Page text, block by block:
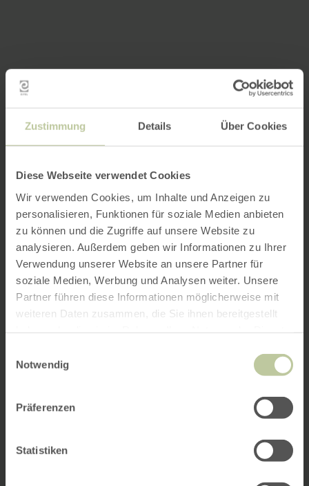
Zustimmung Details Über Cookies
Diese Webseite verwendet Cookies
Wir verwenden Cookies, um Inhalte und Anzeigen zu
personalisieren, Funktionen für soziale Medien anbieten
zu können und die Zugriffe auf unsere Website zu
analysieren. Außerdem geben wir Informationen zu Ihrer
Verwendung unserer Website an unsere Partner für
soziale Medien, Werbung und Analysen weiter. Unsere
Partner führen diese Informationen möglicherweise mit
weiteren Daten zusammen, die Sie ihnen bereitgestellt
Notwendig
Präferenzen
Statistiken